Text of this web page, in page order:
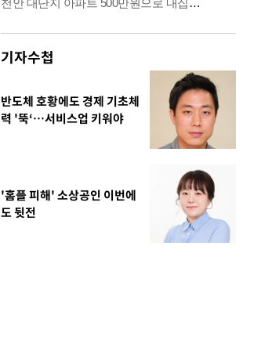
기자수첩
반도체 호황에도 경제 기초체
력 '뚝‘…서비스업 키워야
'홈플 피해' 소상공인 이번에
도 뒷전